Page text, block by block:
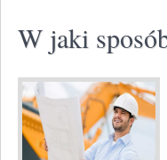
W jaki